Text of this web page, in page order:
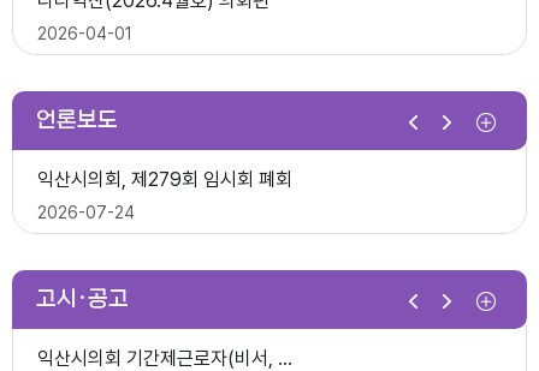
2026년 1분기 홍보예산 운용현황
다다익산(2026.4월호) 의회편
2026-07-07
제278회 익산시의회 임시회 의사일정(안)
2026-06-22
2026년 1분기 홍보예산 운용현황
2026-04-01
다다익산(2026.3월호) 의회편
2026-03-03
다다익산(2026.2월호) 의회편
언론보도
2026-06-26
익산시의회, 제279회 임시회 폐회
2026-07-24
고시·공고
익산시의회 기간제근로자(중증장애 의원 활동보조) 채용 공고
2026-06-30
익산시의회 기간제근로자(비서, 행정보조) 채용 공고